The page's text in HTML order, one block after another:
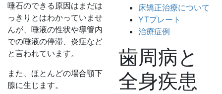
唾石のできる原因はまだは
っきりとはわかっていませ
んが、唾液の性状や導管内
での唾液の停滞、炎症など
と言われています。
また、ほとんどの場合顎下
腺に生じます。
床矯正治療について
YTプレート
治療症例
歯周病と
全身疾患